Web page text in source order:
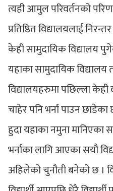
त्यही आमुल परिवर्तनको
प्रतिष्ठित विद्यालयलाई
केही सामुदायिक विद्यालय
यहाका सामुदायिक विद्यालय
विद्यालयहरुमा पछिल्ला केही
चाहेर पनि भर्ना पाउन
हुदा यहाका नमुना मानिएका
भर्नाका लागि आएका सयौ
अहिलेको चुनौती बनेको छ ।